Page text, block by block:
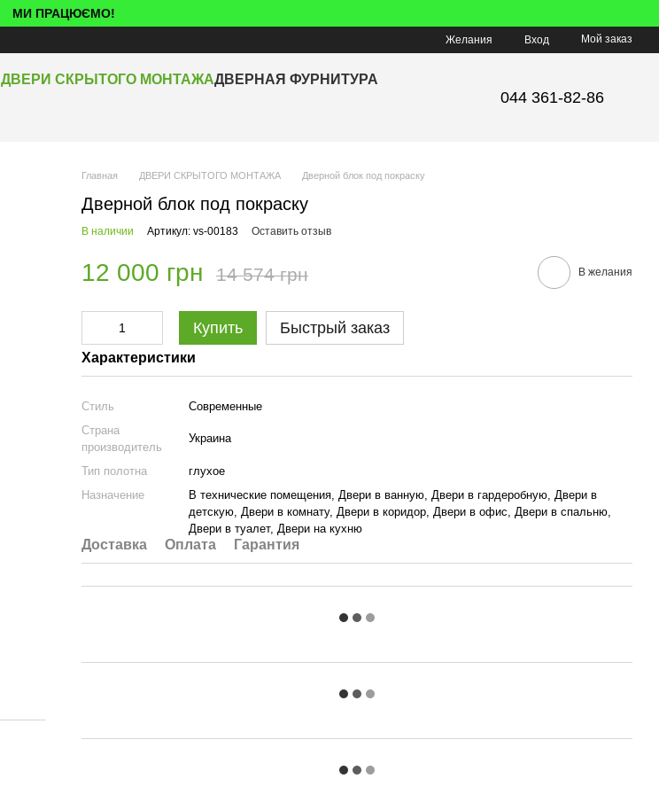
МИ ПРАЦЮЄМО!
Желания Вход Мой заказ
ДВЕРИ СКРЫТОГО МОНТАЖАДВЕРНАЯ ФУРНИТУРА
044 361-82-86
Главная ДВЕРИ СКРЫТОГО МОНТАЖА Дверной блок под покраску
Дверной блок под покраску
В наличии Артикул: vs-00183 Оставить отзыв
12 000 грн 14 574 грн В желания
Купить Быстрый заказ
Характеристики
Стиль
Современные
Страна
производитель
Украина
Тип полотна
глухое
Назначение
В технические помещения, Двери в ванную, Двери в гардеробную, Двери в
детскую, Двери в комнату, Двери в коридор, Двери в офис, Двери в спальню,
Двери в туалет, Двери на кухню
Доставка Оплата Гарантия